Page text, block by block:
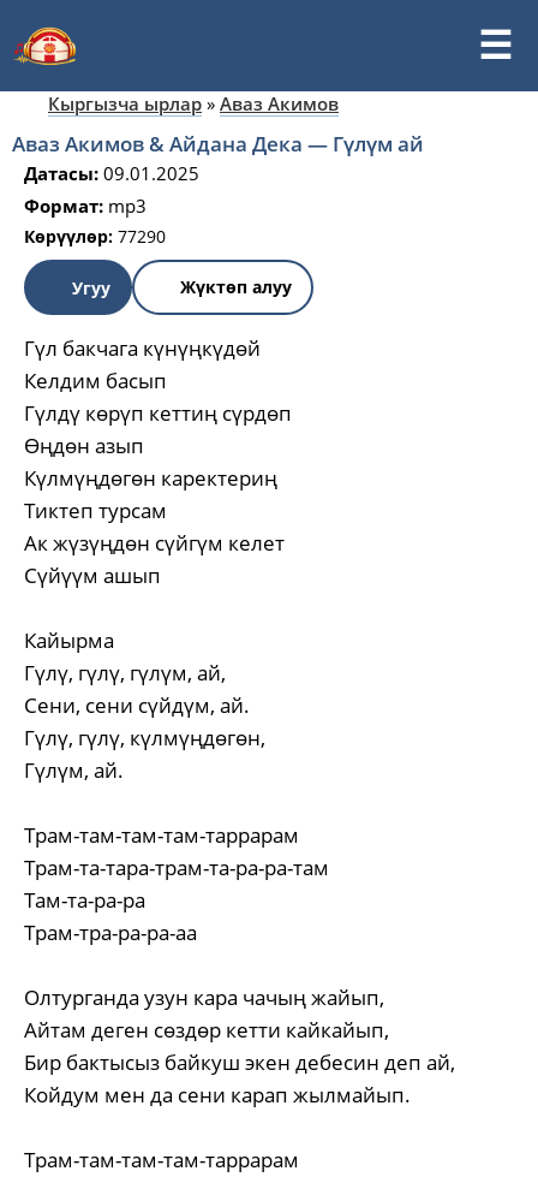
Кыргызча ырлар » Аваз Акимов
Аваз Акимов & Айдана Дека — Гүлүм ай
Датасы: 09.01.2025
Формат: mp3
Көрүүлөр: 77290
Угуу Жүктөп алуу
Гүл бакчага күнүңкүдөй
Келдим басып
Гүлдү көрүп кеттиң сүрдөп
Өңдөн азып
Күлмүңдөгөн каректериң
Тиктеп турсам
Ак жүзүңдөн сүйгүм келет
Сүйүүм ашып
Кайырма
Гүлү, гүлү, гүлүм, ай,
Сени, сени сүйдүм, ай.
Гүлү, гүлү, күлмүңдөгөн,
Гүлүм, ай.
Трам-там-там-там-таррарам
Трам-та-тара-трам-та-ра-ра-там
Там-та-ра-ра
Трам-тра-ра-ра-аа
Олтурганда узун кара чачың жайып,
Айтам деген сөздөр кетти кайкайып,
Бир бактысыз байкуш экен дебесин деп ай,
Койдум мен да сени карап жылмайып.
Трам-там-там-там-таррарам